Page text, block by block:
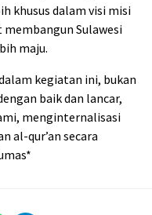
khusus dalam visi misi
Sulawesi
maju.
kegiatan ini, bukan
baik dan lancar,
menginternalisasi
al-qur’an secara